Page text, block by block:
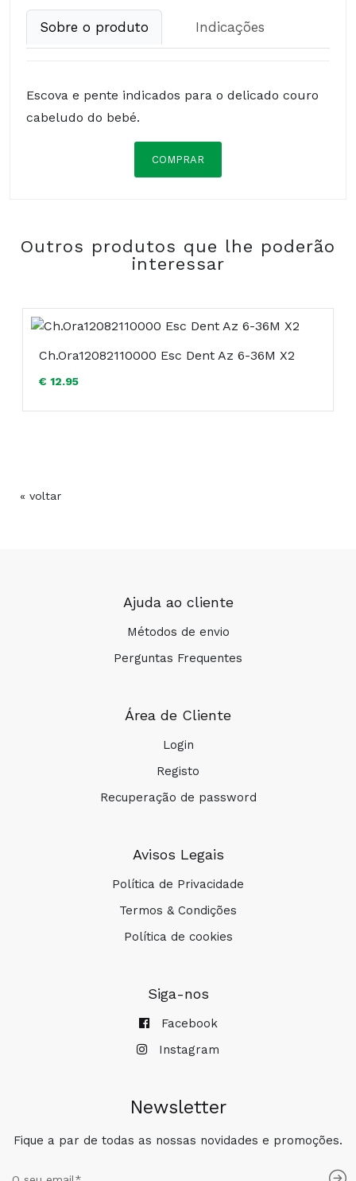
Sobre o produto Indicações
Escova e pente indicados para o delicado couro
cabeludo do bebé.
COMPRAR
Outros produtos que lhe poderão
interessar
Ch.Ora12082110000 Esc Dent Az 6-36M X2
€ 12.95
« voltar
Ajuda ao cliente
Métodos de envio
Perguntas Frequentes
Área de Cliente
Login
Registo
Recuperação de password
Avisos Legais
Política de Privacidade
Termos & Condições
Política de cookies
Siga-nos
Facebook
Instagram
Newsletter
Fique a par de todas as nossas novidades e promoções.